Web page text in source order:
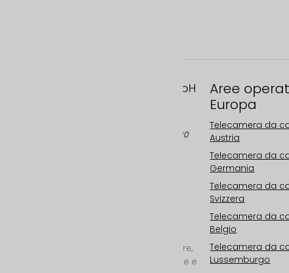
FAST MOTION GmbH
Telefono: +43 676 66 20
telecamere da cantiere,
time-lapse da cantiere e
Aree
Europa
Telecamera da
Austria
Telecamera da
Germania
Telecamera da
Svizzera
Telecamera da
Belgio
Telecamera da
Lussemburgo